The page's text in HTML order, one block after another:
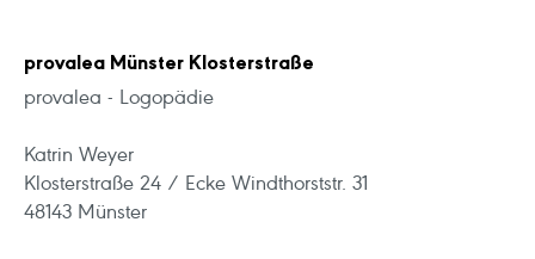
provalea Münster Klosterstraße
provalea - Logopädie
Katrin Weyer
Klosterstraße 24 / Ecke Windthorststr. 31
48143 Münster